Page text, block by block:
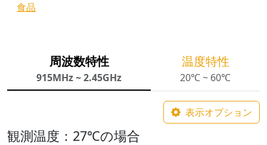
食品
周波数特性
915MHz ~ 2.45GHz
温度特性
20℃ ~ 60℃
表示オプション
観測温度：27℃の場合